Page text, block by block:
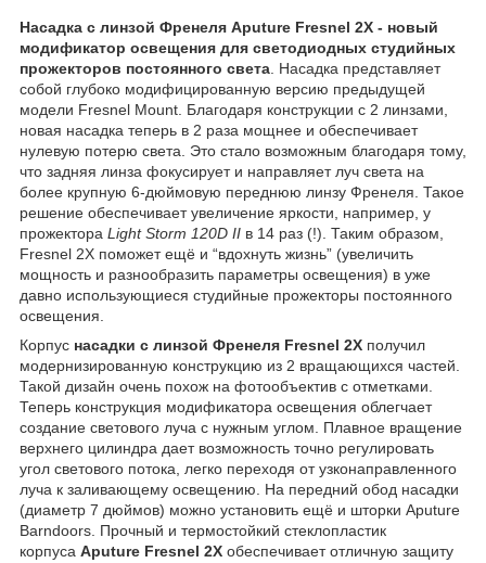
Насадка с линзой Френеля Aputure Fresnel 2X - новый
модификатор освещения для светодиодных студийных
прожекторов постоянного света . Насадка представляет
собой глубоко модифицированную версию предыдущей
модели Fresnel Mount. Благодаря конструкции с 2 линзами,
новая насадка теперь в 2 раза мощнее и обеспечивает
нулевую потерю света. Это стало возможным благодаря тому,
что задняя линза фокусирует и направляет луч света на
более крупную 6-дюймовую переднюю линзу Френеля. Такое
решение обеспечивает увеличение яркости, например, у
прожектора Light Storm 120D II в 14 раз (!). Таким образом,
Fresnel 2X поможет ещё и “вдохнуть жизнь” (увеличить
мощность и разнообразить параметры освещения) в уже
давно использующиеся студийные прожекторы постоянного
освещения.
Корпус насадки с линзой Френеля Fresnel 2X получил
модернизированную конструкцию из 2 вращающихся частей.
Такой дизайн очень похож на фотообъектив с отметками.
Теперь конструкция модификатора освещения облегчает
создание светового луча с нужным углом. Плавное вращение
верхнего цилиндра дает возможность точно регулировать
угол светового потока, легко переходя от узконаправленного
луча к заливающему освещению. На передний обод насадки
(диаметр 7 дюймов) можно установить ещё и шторки Aputure
Barndoors. Прочный и термостойкий стеклопластик
корпуса Aputure Fresnel 2X обеспечивает отличную защиту